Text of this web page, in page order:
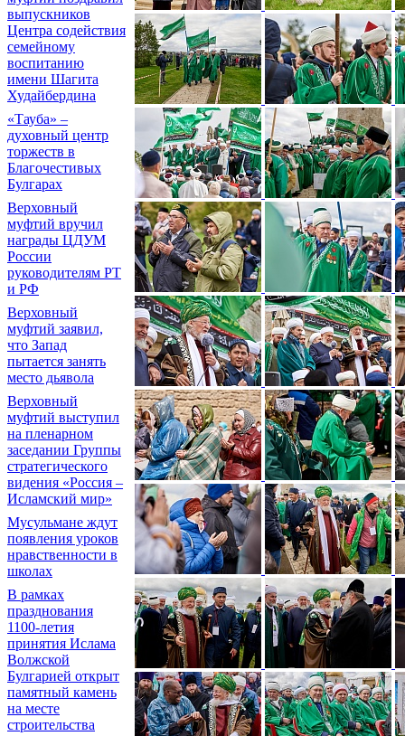
выпускников
Центра содействия
семейному
воспитанию
имени Шагита
Худайбердина
«Тауба» –
духовный центр
торжеств в
Благочестивых
Булгарах
Верховный
муфтий вручил
награды ЦДУМ
России
руководителям РТ
и РФ
Верховный
муфтий заявил,
что Запад
пытается занять
место дьявола
Верховный
муфтий выступил
на пленарном
заседании Группы
стратегического
видения «Россия –
Исламский мир»
Мусульмане ждут
появления уроков
нравственности в
школах
В рамках
празднования
1100-летия
принятия Ислама
Волжской
Булгарией открыт
памятный камень
на месте
строительства